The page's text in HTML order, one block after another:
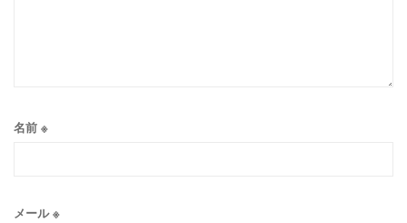
名前 ※
メール※